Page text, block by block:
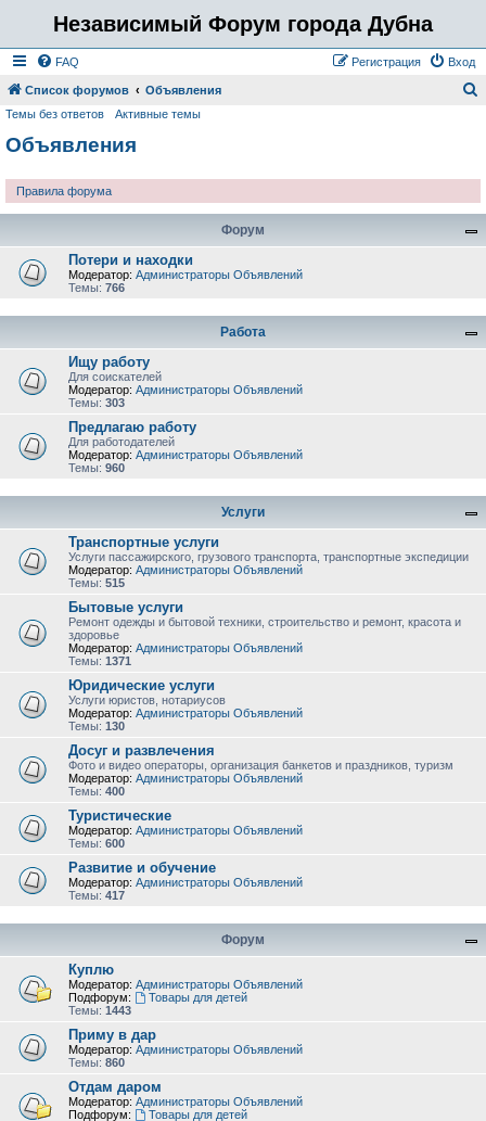
Независимый Форум города Дубна
FAQ Вход
Регистрация
Список форумов Объявления
Темы без ответов Активные темы
Объявления
Правила форума
Форум
Потери и находки
Модератор: Администраторы Объявлений
Темы: 766
Работа
Ищу работу
Для соискателей
Модератор: Администраторы Объявлений
Темы: 303
Предлагаю работу
Для работодателей
Модератор: Администраторы Объявлений
Темы: 960
Услуги
Транспортные услуги
Услуги пассажирского, грузового транспорта, транспортные экспедиции
Модератор: Администраторы Объявлений
Темы: 515
Бытовые услуги
Ремонт одежды и бытовой техники, строительство и ремонт, красота и
здоровье
Модератор: Администраторы Объявлений
Темы: 1371
Юридические услуги
Услуги юристов, нотариусов
Модератор: Администраторы Объявлений
Темы: 130
Досуг и развлечения
Фото и видео операторы, организация банкетов и праздников, туризм
Модератор: Администраторы Объявлений
Темы: 400
Туристические
Модератор: Администраторы Объявлений
Темы: 600
Развитие и обучение
Модератор: Администраторы Объявлений
Темы: 417
Форум
Куплю
Модератор: Администраторы Объявлений
Подфорум:
Товары для детей
Темы: 1443
Приму в дар
Модератор: Администраторы Объявлений
Темы: 860
Отдам даром
Модератор: Администраторы Объявлений
Подфорум:
Товары для детей